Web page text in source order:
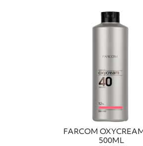
FΑRCΟΜ
500ΜL